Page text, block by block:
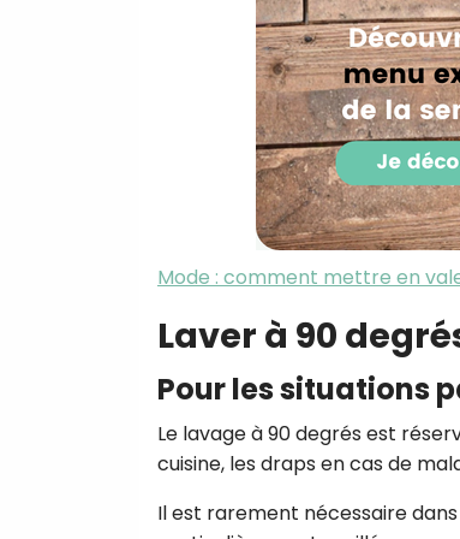
Mode : comment mettre en
Laver à 90
Pour les situations
Le lavage à 90 degrés est
cuisine, les draps en cas de
Il est rarement nécessaire